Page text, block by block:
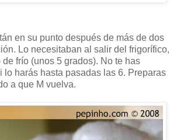
en su punto después de más de dos
Lo necesitaban al salir del frigorífico,
frío (unos 5 grados). No te has
lo harás hasta pasadas las 6. Preparas
a que M vuelva.